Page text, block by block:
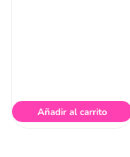
Añadir al carrito